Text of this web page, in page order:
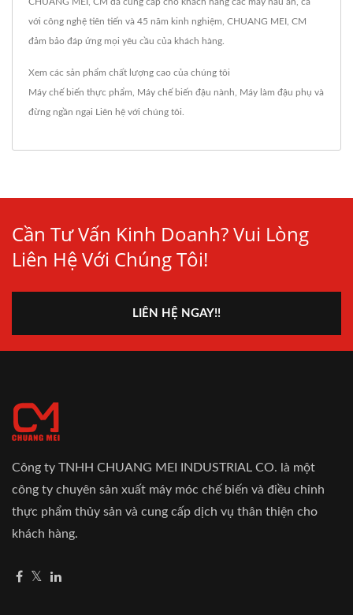
với công nghệ tiên tiến và 45 năm kinh nghiệm, CHUANG MEI, CM
đảm bảo đáp ứng mọi yêu cầu của khách hàng.
Xem các sản phẩm chất lượng cao của chúng tôi
Máy chế biến thực phẩm Máy chế biến đậu nành Máy làm đậu phụ và
đừng ngần ngại Liên hệ với chúng tôi
Cần Tư Vấn Kinh Doanh? Vui Lòng
Liên Hệ Với Chúng Tôi!
LIÊN HỆ NGAY!!
Công ty TNHH CHUANG MEI INDUSTRIAL CO. là một
công ty chuyên sản xuất máy móc chế biến và điều chỉnh
thực phẩm thủy sản và cung cấp dịch vụ thân thiện cho
khách hàng.